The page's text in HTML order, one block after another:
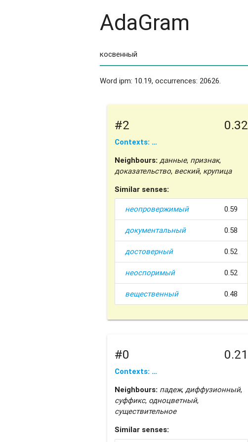
AdaGram
Word ipm: 10.19, occurrences: 20626.
#2 0.32
Contexts: …
Neighbours: данные, признак,
доказательство, веский, крупица
Similar senses:
неопровержимый 0.59
документальный 0.58
достоверный 0.52
неоспоримый 0.52
вещественный 0.48
#0 0.21
Contexts: …
Neighbours: падеж, диффузионный,
суффикс, одноцветный,
существительное
Similar senses: